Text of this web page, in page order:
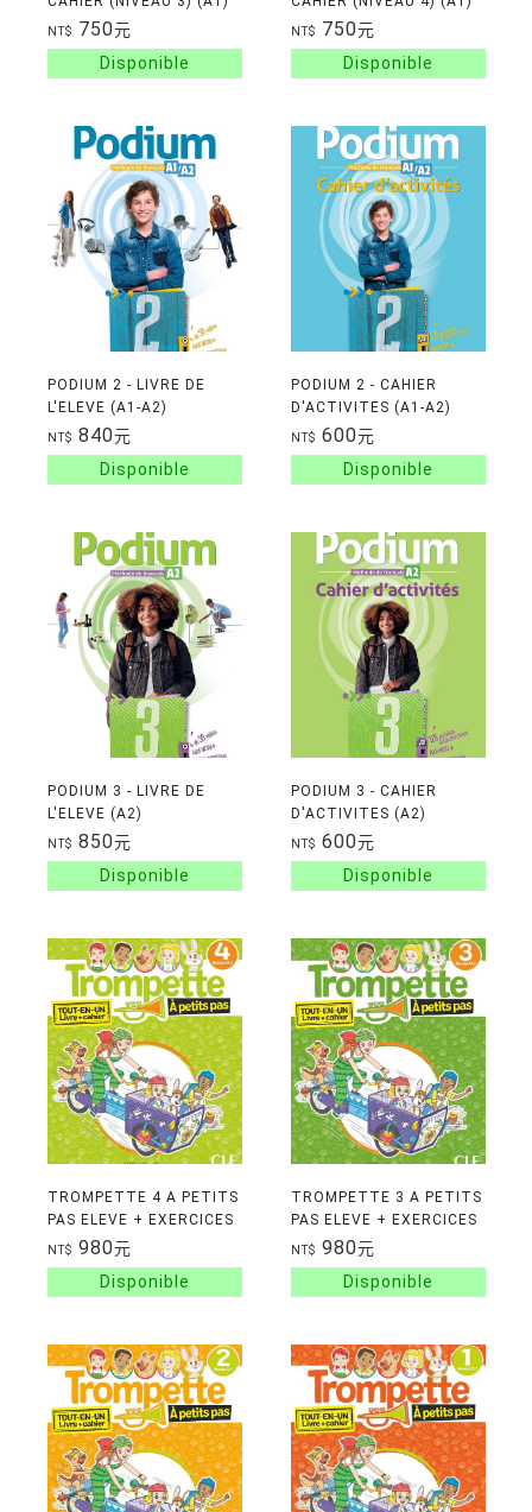
NT$ 750元 NT$ 750元
PODIUM 2 - LIVRE DE
L'ELEVE (A1-A2)
NT$ 840元
PODIUM 2 - CAHIER
D'ACTIVITES (A1-A2)
NT$ 600元
PODIUM 3 - LIVRE DE
L'ELEVE (A2)
NT$ 850元
PODIUM 3 - CAHIER
D'ACTIVITES (A2)
NT$ 600元
TROMPETTE 4 A PETITS
PAS ELEVE + EXERCICES
NIVEAU A1.2
NT$ 980元
TROMPETTE 3 A PETITS
PAS ELEVE + EXERCICES
NIVEAU A1.2
NT$ 980元